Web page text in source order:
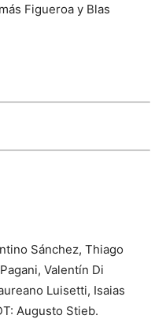
Figueroa y Blas
Sánchez, Thiago
Valentín Di
Luisetti, Isaias
Augusto Stieb.